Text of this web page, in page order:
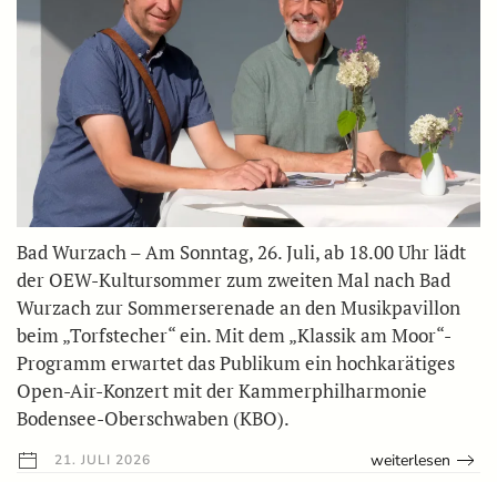
Bad Wurzach – Am Sonntag, 26. Juli, ab 18.00 Uhr lädt
der OEW-Kultursommer zum zweiten Mal nach Bad
Wurzach zur Sommerserenade an den Musikpavillon
beim „Torfstecher“ ein. Mit dem „Klassik am Moor“-
Programm erwartet das Publikum ein hochkarätiges
Open-Air-Konzert mit der Kammerphilharmonie
Bodensee-Oberschwaben (KBO).
21. JULI 2026 weiterlesen